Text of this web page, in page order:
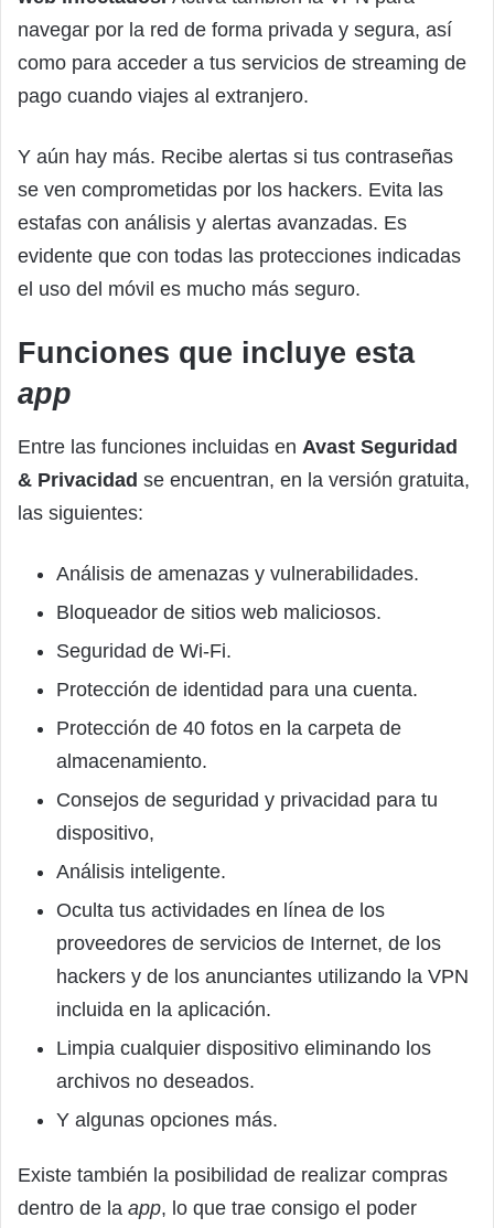
navegar por la red de forma privada y segura, así
como para acceder a tus servicios de streaming de
pago cuando viajes al extranjero.
Y aún hay más. Recibe alertas si tus contraseñas
se ven comprometidas por los hackers. Evita las
estafas con análisis y alertas avanzadas. Es
evidente que con todas las protecciones indicadas
el uso del móvil es mucho más seguro.
Funciones que incluye esta
app
Entre las funciones incluidas en Avast Seguridad
& Privacidad se encuentran, en la versión gratuita,
las siguientes:
Análisis de amenazas y vulnerabilidades.
Bloqueador de sitios web maliciosos.
Seguridad de Wi-Fi.
Protección de identidad para una cuenta.
Protección de 40 fotos en la carpeta de
almacenamiento.
Consejos de seguridad y privacidad para tu
dispositivo,
Análisis inteligente.
Oculta tus actividades en línea de los
proveedores de servicios de Internet, de los
hackers y de los anunciantes utilizando la VPN
incluida en la aplicación.
Limpia cualquier dispositivo eliminando los
archivos no deseados.
Y algunas opciones más.
Existe también la posibilidad de realizar compras
dentro de la app, lo que trae consigo el poder